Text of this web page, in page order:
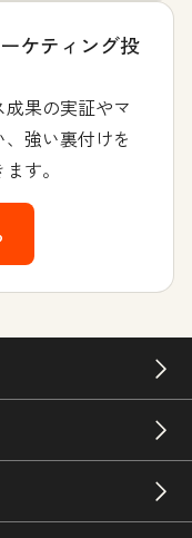
ケティング投
果の実証やマ
強い裏付けを
す。